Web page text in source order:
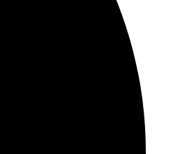
настроила макет и
Теперь есть отличное